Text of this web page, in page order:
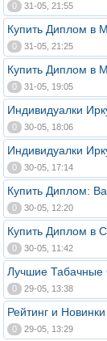
0 31-05, 21:55
Купить Диплом в
0 31-05, 21:25
Купить Диплом в
0 31-05, 19:05
Индивидуалки
0 30-05, 18:06
Индивидуалки
0 30-05, 17:14
Купить Диплом:
0 30-05, 12:20
Купить Диплом в
0 30-05, 11:42
Лучшие Табачные
0 29-05, 13:38
Рейтинг и
0 29-05, 13:29